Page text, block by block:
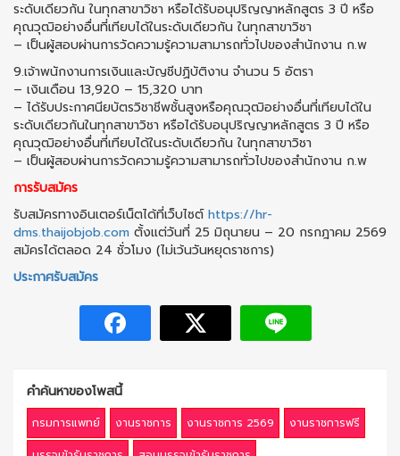
ระดับเดียวกัน ในทุกสาขาวิชา หรือได้รับอนุปริญญาหลักสูตร 3 ปี หรือ
คุณวุฒิอย่างอื่นที่เทียบได้ในระดับเดียวกัน ในทุกสาขาวิชา
– เป็นผู้สอบผ่านการวัดความรู้ความสามารถทั่วไปของสำนักงาน ก.พ
9.เจ้าพนักงานการเงินและบัญชีปฏิบัติงาน จำนวน 5 อัตรา
– เงินเดือน 13,920 – 15,320 บาท
– ได้รับประกาศนียบัตรวิชาชีพชั้นสูงหรือคุณวุฒิอย่างอื่นที่เทียบได้ใน
ระดับเดียวกันในทุกสาขาวิชา หรือได้รับอนุปริญญาหลักสูตร 3 ปี หรือ
คุณวุฒิอย่างอื่นที่เทียบได้ในระดับเดียวกัน ในทุกสาขาวิชา
– เป็นผู้สอบผ่านการวัดความรู้ความสามารถทั่วไปของสำนักงาน ก.พ
การรับสมัคร
รับสมัครทางอินเตอร์เน็ตได้ที่เว็บไซต์https://hr-
dms.thaijobjob.com ตั้งแต่วันที่ 25 มิถุนายน – 20 กรกฎาคม 2569
สมัครได้ตลอด 24 ชั่วโมง (ไม่เว้นวันหยุดราชการ)
ประกาศรับสมัคร
คำค้นหาของโพสนี้
กรมการแพทย์ งานราชการ งานราชการ 2569
งานราชการฟรี